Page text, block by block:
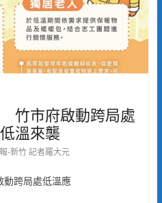
竹市府啟動跨局處
溫來襲
-新竹 記者羅大元
跨局處低溫應